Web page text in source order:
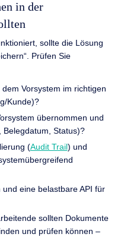
in der
sollte die Lösung
Prüfen Sie
Vorsystem im richtigen
Kunde)?
übernommen und
Belegdatum, Status)?
(Audit Trail) und
eine belastbare API für
sollten Dokumente
und prüfen können –